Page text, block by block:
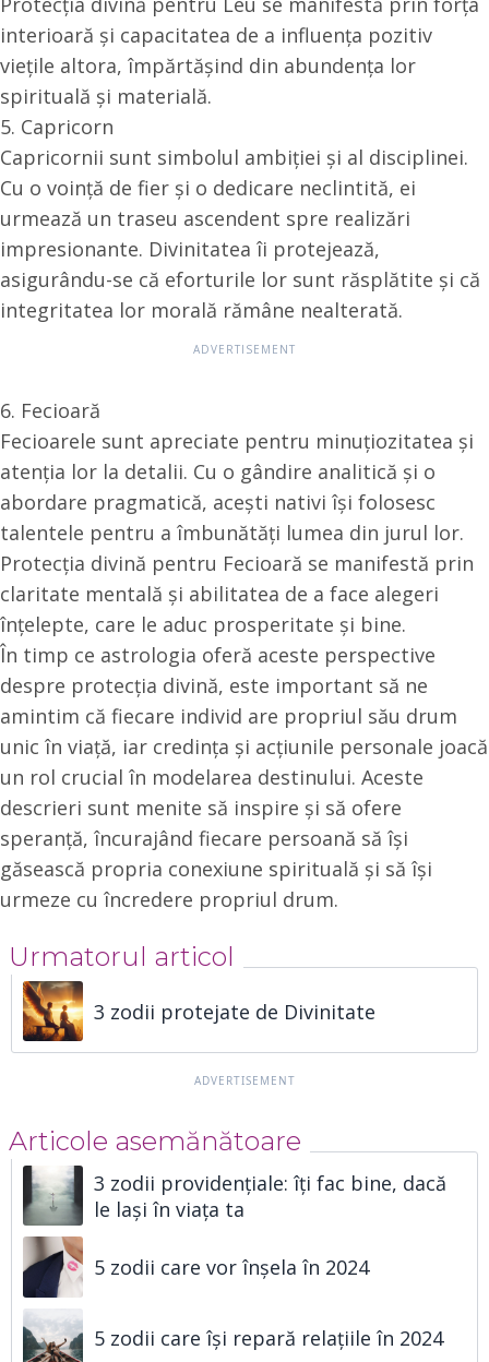
interioară și capacitatea de a influența pozitiv
viețile altora, împărtășind din abundența lor
spirituală și materială.
5. Capricorn
Capricornii sunt simbolul ambiției și al disciplinei.
Cu o voință de fier și o dedicare neclintită, ei
urmează un traseu ascendent spre realizări
impresionante. Divinitatea îi protejează,
asigurându-se că eforturile lor sunt răsplătite și că
integritatea lor morală rămâne nealterată.
6. Fecioară
Fecioarele sunt apreciate pentru minuțiozitatea și
atenția lor la detalii. Cu o gândire analitică și o
abordare pragmatică, acești nativi își folosesc
talentele pentru a îmbunătăți lumea din jurul lor.
Protecția divină pentru Fecioară se manifestă prin
claritate mentală și abilitatea de a face alegeri
înțelepte, care le aduc prosperitate și bine.
În timp ce astrologia oferă aceste perspective
despre protecția divină, este important să ne
amintim că fiecare individ are propriul său drum
unic în viață, iar credința și acțiunile personale joacă
un rol crucial în modelarea destinului. Aceste
descrieri sunt menite să inspire și să ofere
speranță, încurajând fiecare persoană să își
găsească propria conexiune spirituală și să își
urmeze cu încredere propriul drum.
Urmatorul articol
3 zodii protejate de Divinitate
Articole asemănătoare
3 zodii providențiale: îți fac bine, dacă
le lași în viața ta
5 zodii care vor înșela în 2024
5 zodii care își repară relațiile în 2024